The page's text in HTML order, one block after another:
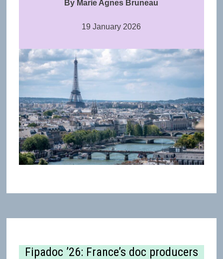
By Marie Agnes Bruneau
19 January 2026
Fipadoc ’26: France’s doc producers